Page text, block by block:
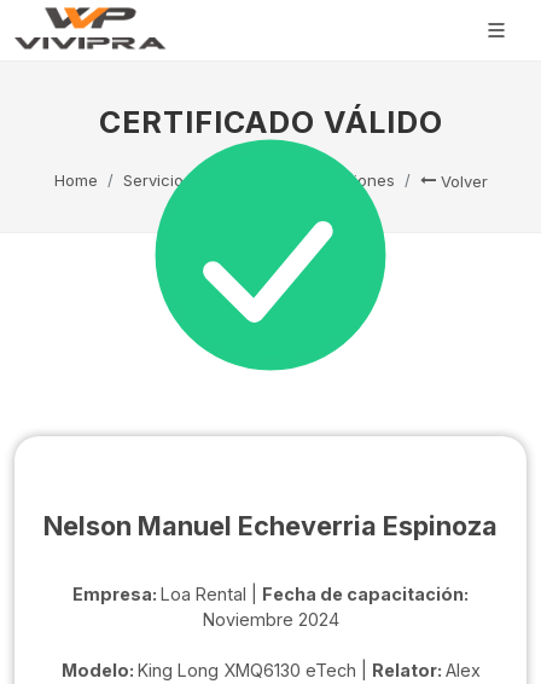
CERTIFICADO VÁLIDO
Home Servicio Técnico Capacitaciones Volver
Nelson Manuel Echeverria Espinoza
Empresa: Loa Rental | Fecha de capacitación:
Noviembre 2024
Modelo: King Long XMQ6130 eTech | Relator: Alex